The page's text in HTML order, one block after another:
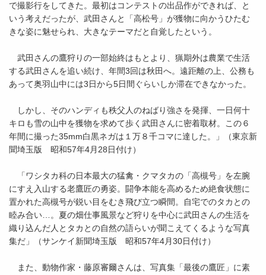
で撮影行をしてきた。最初はコンテストの出品作ができれば、と
いう考えだったが、武田さんと「高松号」が獲物に向かうひたむ
きな姿に魅せられ、大きなテーマだと自覚したという。
武田さんの鷹狩りの一部始終はもとより、猟期外は農業で生活
する武田さんを追い続け、年間3回は秋田へ。遠距離の上、公務も
あって奥羽山中には3日から5日間ぐらいしか滞在できなかった。
しかし、そのハンディも秩父人のねばり強さを発揮、一日何十
キロも雪の山中を獲物を求めて歩く武田さんに密着取材。この６
年間に撮った35mm白黒ネガは１万８千コマに達した。」（東京新
聞埼玉版 昭和57年4月28日付け）
「ワシタカ科の日本最大の猛禽・クマタカの「高槻号」を左腕
にすえ入山する老鷹匠の勇姿。闘争本能を高めるため絶食状態に
置かれた高槻号が鋭い目をむき飛び立つ瞬間。自宅でのタカとの
睦み合い…。夏の畑仕事風景など狩りを中心に武田さんの生活を
織り込んだ人とタカとの自然の語らいが聞こえてくるような写真
集だ」（サンケイ新聞埼玉版 昭和57年4月30日付け）
また、動物作家・藤原審爾さんは、写真集「最後の鷹匠」に素